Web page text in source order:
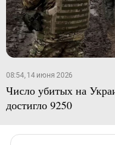
08:54, 14 июня 2026
Число убитых на
достигло 9250